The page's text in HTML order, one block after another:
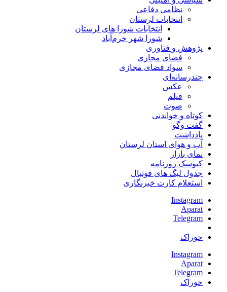
نظامی دفاعی
انتخابات لرستان
انتخابات شورا های لرستان
شورا شهر خرم‌آباد
پژوهش و فناوری
فضای مجازی
سواد فضای مجازی
چندرسانه‌ای
عكس
فیلم
صوت
کوتاه و خواندنی
گفت وگو
یادداشت
آب و هوای استان لرستان
نمای بازار
کیوسک روزنامه
جدول لیگ های فوتبال
استعلام کارت خبرنگاری
Instagram
Aparat
Telegram
خوراک
Instagram
Aparat
Telegram
خوراک